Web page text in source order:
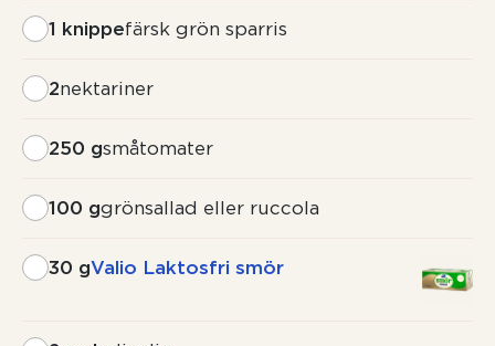
1 knippefärsk grön sparris
2nektariner
250 gsmåtomater
100 ggrönsallad eller ruccola
30 gValio Laktosfri smör